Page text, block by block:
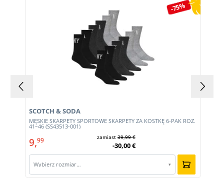
-75%
MĘSKIE SKARPETY SPORTOWE SKARPETY ZA KOSTKĘ 6-PAK ROZ.
41–46 (SS43513-001)
SCOTCH & SODA
9,99 zamiast39,99 €
-30,00 €
Wybierz rozmiar… ▾